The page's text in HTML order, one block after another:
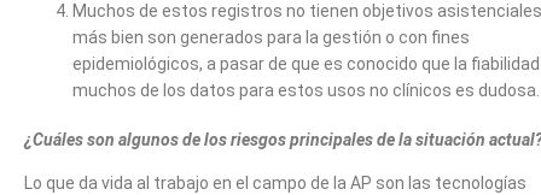
Muchos de estos registros no tienen objetivos
más bien son generados para la gestión o con fines
epidemiológicos, a pasar de que es conocido que la
muchos de los datos para estos usos no clínicos es dudosa.
¿Cuáles son algunos de los riesgos principales de la situación
Lo que da vida al trabajo en el campo de la AP son las tecnologías